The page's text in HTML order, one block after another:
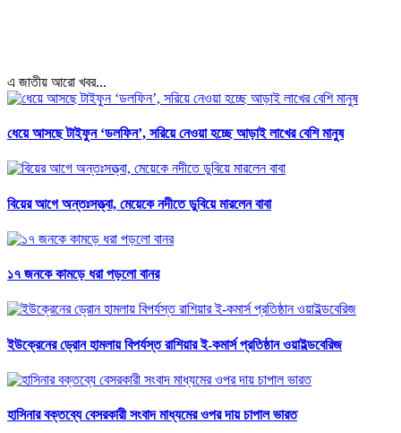
এ জাতীয় আরো খবর...
ধেয়ে আসছে টাইফুন ‘ডলফিন’, সরিয়ে নেওয়া হচ্ছে আড়াই লাখের বেশি মানুষ
বিয়ের আগে অন্তঃসত্ত্বা, মেয়েকে নদীতে ডুবিয়ে মারলেন বাবা
১৭ জনকে কামড়ে ধরা পড়লো বানর
ইউক্রেনের ড্রোন হামলায় বিপর্যস্ত রাশিয়ার ই-কমার্স প্রতিষ্ঠান ওয়াইল্ডবেরিজ
হাসিনার বক্তব্যে বেসরকারী সংবাদ মাধ্যমের ওপর দায় চাপাল ভারত